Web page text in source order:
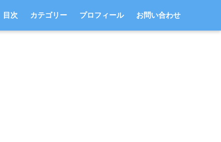
目次 カテゴリー プロフィール お問い合わせ